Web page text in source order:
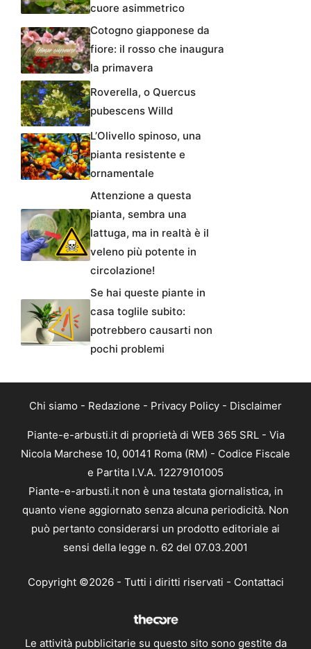
cuore asimmetrico
Cotogno giapponese da
fiore: il rosso che inaugura
la primavera
Roverella, o Quercus
pubescens Willd
L’Olivello spinoso, una
pianta resistente e
ornamentale
Attenzione a questa
pianta, sembra una
lattuga, ma in realtà è il
veleno più potente in
circolazione!
Se hai queste piante in
casa toglile subito:
potrebbero causarti non
pochi problemi
Chi siamo - Redazione - Privacy Policy - Disclaimer
Piante-e-arbusti.it di proprietà di WEB 365 SRL - Via
Nicola Marchese 10, 00141 Roma (RM) - Codice Fiscale
e Partita I.V.A. 12279101005
Piante-e-arbusti.it non è una testata giornalistica, in
quanto viene aggiornato senza alcuna periodicità. Non
può pertanto considerarsi un prodotto editoriale ai
sensi della legge n. 62 del 07.03.2001
Copyright ©2026 - Tutti i diritti riservati - Contattaci
Le attività pubblicitarie su questo sito sono gestite da